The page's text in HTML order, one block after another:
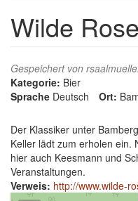
Wilde
Gespeichert von
Kategorie: Bier
Sprache Deutsch Ort:
Der Klassiker unter
Keller lädt zum erholen ein.
hier auch Keesmann und
Veranstaltungen.
Verweis: http://www.wilde-